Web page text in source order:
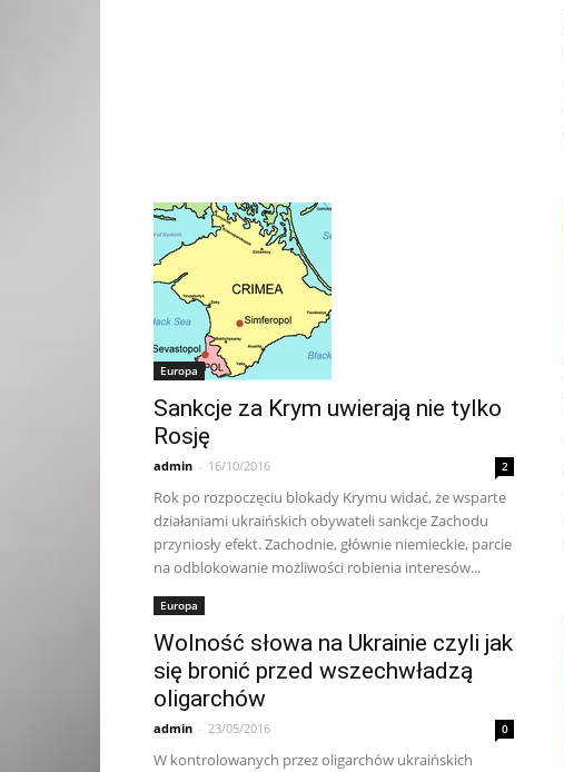
Europa
Sankcje za Krym uwierają nie tylko
Rosję
admin - 16/10/2016 2
Rok po rozpoczęciu blokady Krymu widać, że wsparte
działaniami ukraińskich obywateli sankcje Zachodu
przyniosły efekt. Zachodnie, głównie niemieckie, parcie
na odblokowanie możliwości robienia interesów...
Europa
Wolność słowa na Ukrainie czyli jak
się bronić przed wszechwładzą
oligarchów
admin - 23/05/2016 0
W kontrolowanych przez oligarchów ukraińskich